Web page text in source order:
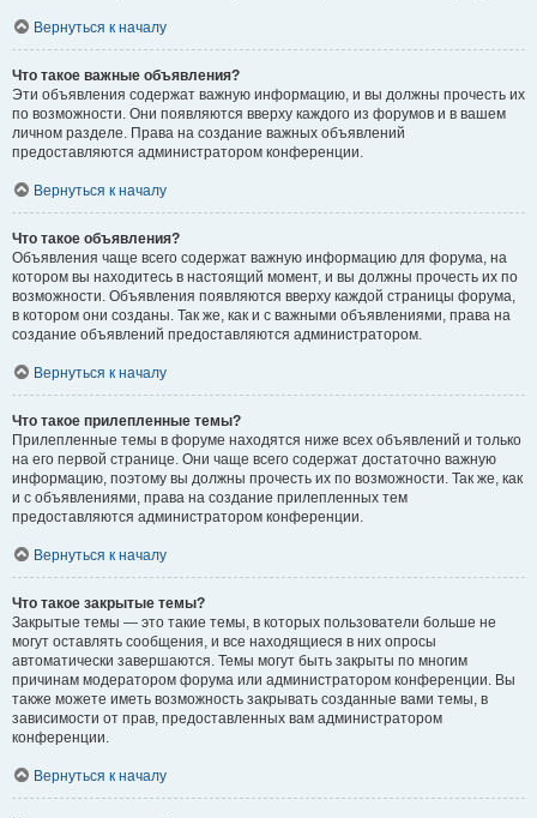
Вернуться к началу
Что такое важные объявления?
Эти объявления содержат важную информацию, и вы должны прочесть их
по возможности. Они появляются вверху каждого из форумов и в вашем
личном разделе. Права на создание важных объявлений
предоставляются администратором конференции.
Вернуться к началу
Что такое объявления?
Объявления чаще всего содержат важную информацию для форума, на
котором вы находитесь в настоящий момент, и вы должны прочесть их по
возможности. Объявления появляются вверху каждой страницы форума,
в котором они созданы. Так же, как и с важными объявлениями, права на
создание объявлений предоставляются администратором.
Вернуться к началу
Что такое прилепленные темы?
Прилепленные темы в форуме находятся ниже всех объявлений и только
на его первой странице. Они чаще всего содержат достаточно важную
информацию, поэтому вы должны прочесть их по возможности. Так же, как
и с объявлениями, права на создание прилепленных тем
предоставляются администратором конференции.
Вернуться к началу
Что такое закрытые темы?
Закрытые темы — это такие темы, в которых пользователи больше не
могут оставлять сообщения, и все находящиеся в них опросы
автоматически завершаются. Темы могут быть закрыты по многим
причинам модератором форума или администратором конференции. Вы
также можете иметь возможность закрывать созданные вами темы, в
зависимости от прав, предоставленных вам администратором
конференции.
Вернуться к началу